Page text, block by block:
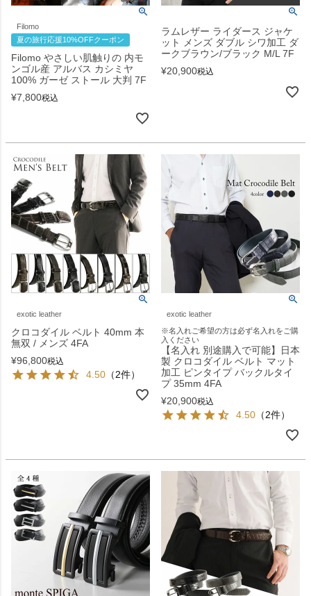
Filomo
夏の旅行応援10%OFFクーポン
Filomo やさしい肌触りの 内モ
ンゴル産 アルバス カシミヤ
100% ガーゼ ストール 大判 7F
¥7,800税込
ラムレザー ライダース ジャケ
ット メンズ ダブル シワ加工 ダ
ークブラウン/ブラック M/L 7F
¥20,900税込
exotic leather
クロコダイル ベルト 40mm 本
無双 / メンズ 4FA
¥96,800税込
4.50 （2件）
exotic leather
※名入れご希望の方は必ず名入れをご購
入ください
【名入れ 別途購入で可能】日本
製 クロコダイル ベルト マット
加工 ピンタイプ バックルタイ
プ 35mm 4FA
¥20,900税込
4.50 （2件）